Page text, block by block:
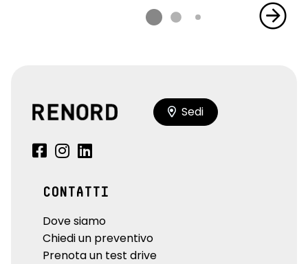
Sedi
CONTATTI
Dove siamo
Chiedi un preventivo
Prenota un test drive